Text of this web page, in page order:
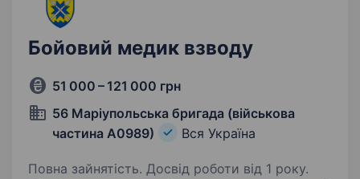
Бойовий медик взводу
51 000 – 121 000 грн
56 Маріупольська бригада (військова
частина А0989)
Вся Україна
Повна зайнятість. Досвід роботи від 1 року.